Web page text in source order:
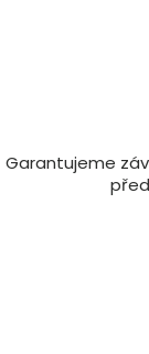
Garantujeme